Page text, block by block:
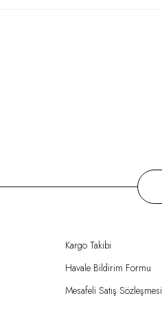
Kargo Takibi
Havale Bildirim Formu
Mesafeli Satış Sözleşmesi